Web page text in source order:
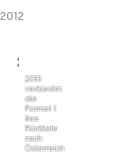
2012
,2013
verkündet
die
Formel 1
ihre
Rückkehr
nach
Österreich